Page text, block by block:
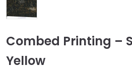
Combed Printing –
Yellow